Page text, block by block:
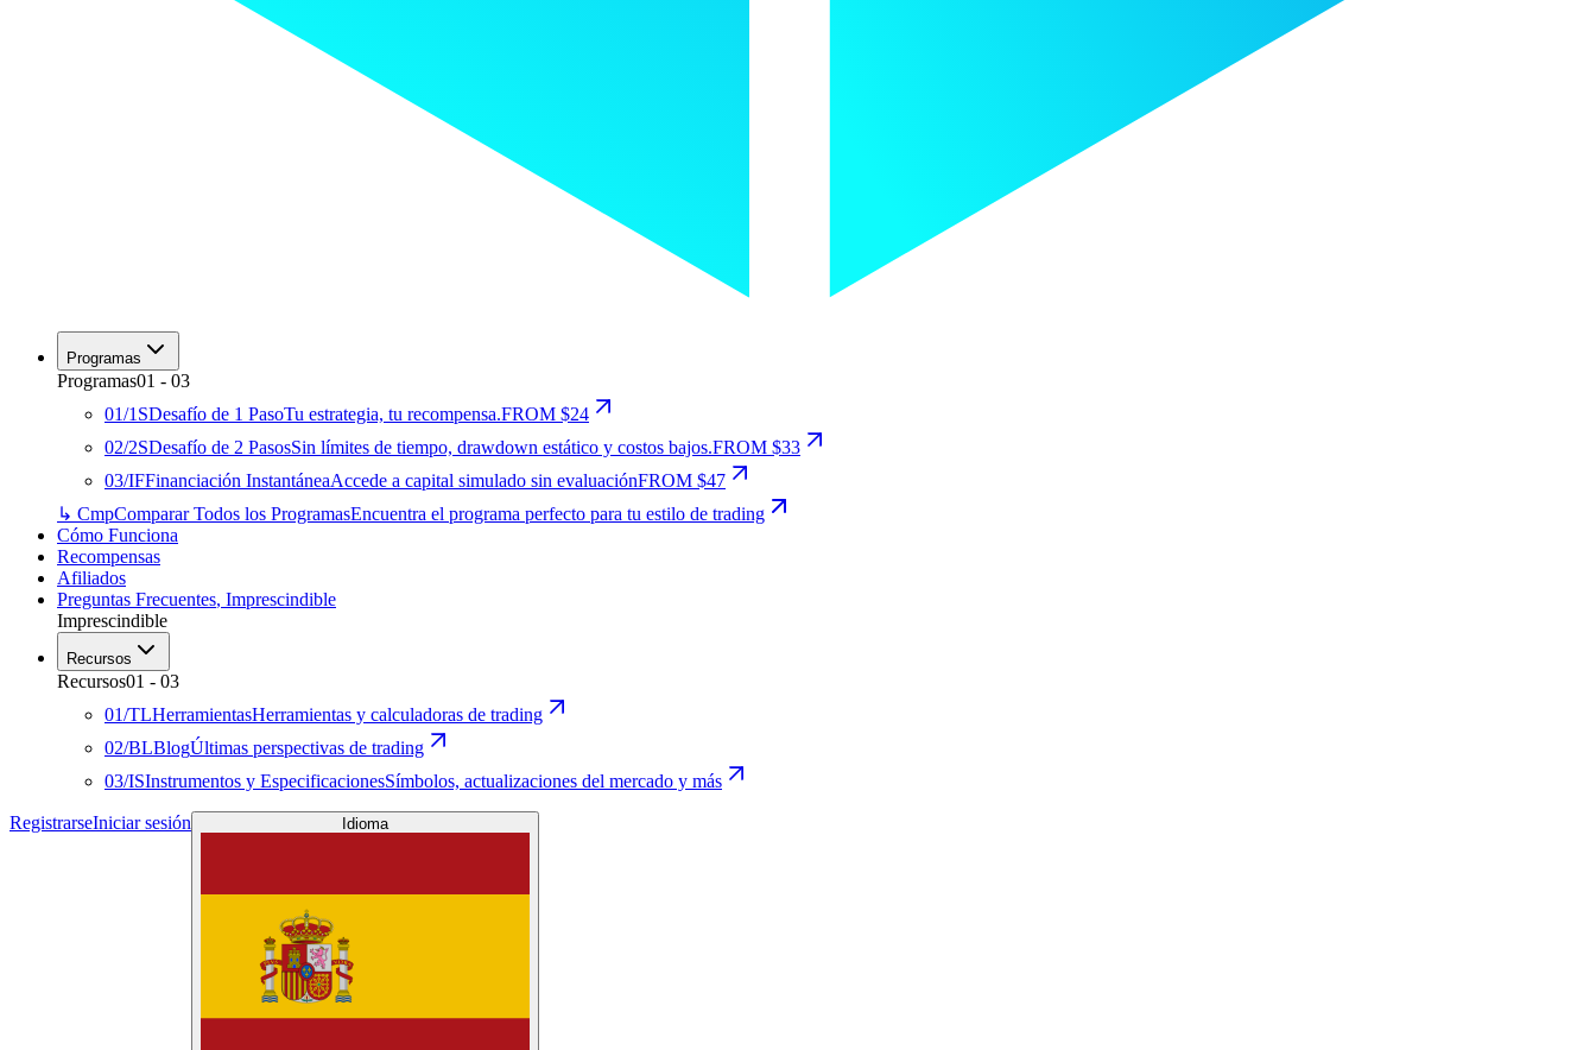
Programas
Programas01 - 03
01/1SDesafío de 1 PasoTu estrategia, tu recompensa.FROM $24
02/2SDesafío de 2 PasosSin límites de tiempo, drawdown estático y costos bajos.FROM $33
03/IFFinanciación InstantáneaAccede a capital simulado sin evaluaciónFROM $47
↳ CmpComparar Todos los ProgramasEncuentra el programa perfecto para tu estilo de trading
Cómo Funciona
Recompensas
Afiliados
Preguntas Frecuentes, Imprescindible
Imprescindible
Recursos
Recursos01 - 03
01/TLHerramientasHerramientas y calculadoras de trading
02/BLBlogÚltimas perspectivas de trading
03/ISInstrumentos y EspecificacionesSímbolos, actualizaciones del mercado y más
RegistrarseIniciar sesión Idioma